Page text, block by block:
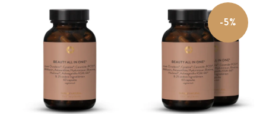
selectie van eersteklas ingrediënten zoals Ovoderm®, Cynatine® ,
Ceramide-PCD ® , Miliacin, astaxanthine, hyaluronzuur, Holimel
,
Ashwaghanda KSM-66®.
-5%